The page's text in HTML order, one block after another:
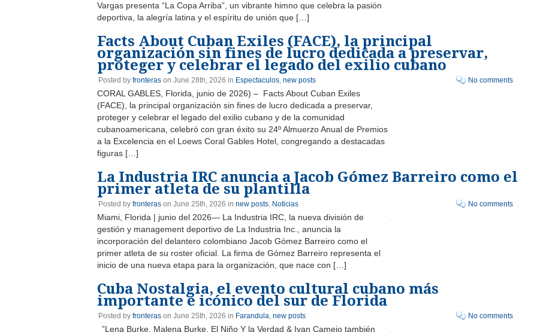
Vargas presenta “La Copa Arriba”, un vibrante himno que celebra la pasión
deportiva, la alegría latina y el espíritu de unión que […]
Facts About Cuban Exiles (FACE), la principal
organización sin fines de lucro dedicada a preservar,
proteger y celebrar el legado del exilio cubano
Posted by fronteras on June 28th, 2026 in Espectaculos, new posts No comments
CORAL GABLES, Florida, junio de 2026) – Facts About Cuban Exiles
(FACE), la principal organización sin fines de lucro dedicada a preservar,
proteger y celebrar el legado del exilio cubano y de la comunidad
cubanoamericana, celebró con gran éxito su 24º Almuerzo Anual de Premios
a la Excelencia en el Loews Coral Gables Hotel, congregando a destacadas
figuras […]
La Industria IRC anuncia a Jacob Gómez Barreiro como el
primer atleta de su plantilla
Posted by fronteras on June 25th, 2026 in new posts, Noticias No comments
Miami, Florida | junio del 2026— La Industria IRC, la nueva división de
gestión y management deportivo de La Industria Inc., anuncia la
incorporación del delantero colombiano Jacob Gómez Barreiro como el
primer atleta de su roster oficial. La firma de Gómez Barreiro representa el
inicio de una nueva etapa para la organización, que nace con […]
Cuba Nostalgia, el evento cultural cubano más
importante e icónico del sur de Florida
Posted by fronteras on June 25th, 2026 in Farandula, new posts No comments
”Lena Burke, Malena Burke, El Niño Y la Verdad & Ivan Camejo también